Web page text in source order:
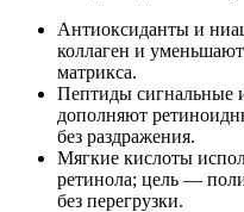
Антиоксиданты и
коллаген и
матрикса.
Пептиды сигнальные
дополняют
без раздражения.
Мягкие кислоты
ретинола; цель —
без перегрузки.